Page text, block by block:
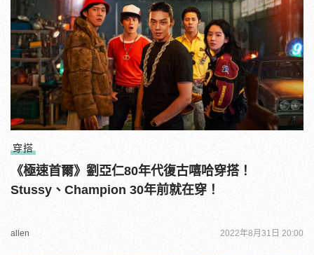
穿搭
《極速首爾》劉亞仁80年代復古嘻哈穿搭！
Stussy、Champion 30年前就在穿！
allen 2022年8月31日 20:00